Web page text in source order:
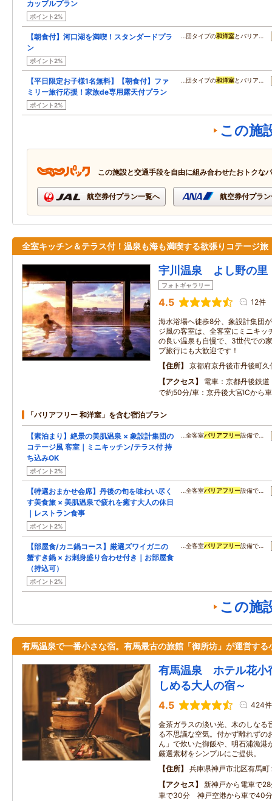
カップルプラン
ポイント2%
【朝食付】河口湖を満喫！スタンダードプラ
ン
ポイント2%
…団タイプの和洋室とバリア…
【平日限定お子様1名無料】【朝食付】ファ
ミリー旅行応援！家族de専用露天付プラン
ポイント2%
…団タイプの和洋室とバリア…
この施
この施設と交通手段を自由に組み合わせたおトクな
航空券付プラン一覧へ 航空券付プラ
全室キッチン＆テラス付！温泉も海も満喫する欲張りコテージ旅
宇川温泉 よし野の里
フォトギャラリー
4.5 12件
海水浴場へ徒歩8分、象設計集団
ジ風の客室は、全客室にミニキッ
の良い温泉も自慢で、3世代での
プ旅行にも大歓迎です！
住所
京都府京丹後市丹後町久
アクセス
電車：京都丹後鉄
で約50分/車：京丹後大宮ICから
「バリアフリー 和洋室」を含む宿泊プラン
【素泊まり】絶景の美肌温泉 × 象設計集団の
コテージ風 客室｜ミニキッチン/テラス付 持
ち込みOK
ポイント2%
…全客室バリアフリー設備で…
【特選おまかせ会席】丹後の旬を味わい尽く
す美食旅 × 美肌温泉で疲れを癒す大人の休日
｜レストラン食事
ポイント2%
…全客室バリアフリー設備で…
【部屋食/カニ鍋コース】厳選ズワイガニの
蟹すき鍋 × お刺身盛り合わせ付き｜お部屋食
（持込可）
ポイント2%
…全客室バリアフリー設備で…
この施
有馬温泉で一番小さな宿。有馬最古の旅館「御所坊」が運営する
有馬温泉 ホテル花小
しめる大人の宿～
4.5 424件
金茶ガラスの淡い光、木のしな
る不思議な空気。付かず離れずの
ん」で炊いた御飯や、明石浦漁港
厳選素材をシンプルにご提供。
住所
兵庫県神戸市北区有馬町
アクセス
新神戸から電車で
車で30分 神戸空港から車で40